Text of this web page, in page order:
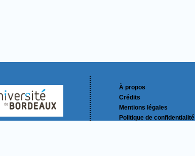
À propos
Crédits
Mentions légales
Politique de confidentialité